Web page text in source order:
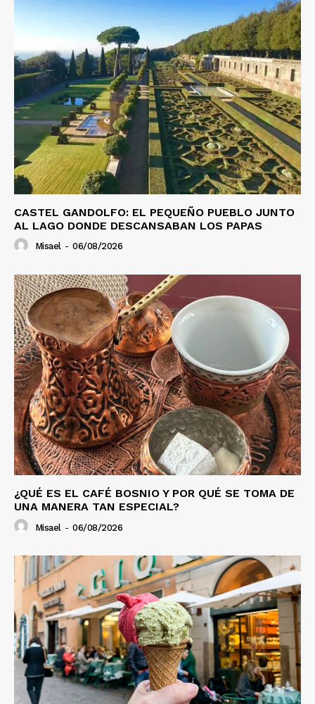
CASTEL GANDOLFO: EL PEQUEÑO PUEBLO JUNTO
AL LAGO DONDE DESCANSABAN LOS PAPAS
Misael - 06/08/2026
¿QUÉ ES EL CAFÉ BOSNIO Y POR QUÉ SE TOMA DE
UNA MANERA TAN ESPECIAL?
Misael - 06/08/2026